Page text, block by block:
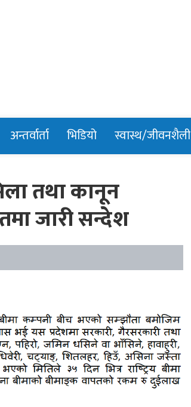
अन्तर्वार्ता भिडियो स्वास्थ/जीवनशैली
तथा कानून
जारी सन्देश